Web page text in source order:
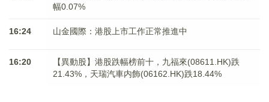
幅0.07%
16:24 山金國際：港股上市工作正常推進中
16:20
【異動股】港股跌幅榜前十，九福來(08611.HK)跌
21.43%，天瑞汽車内飾(06162.HK)跌18.44%